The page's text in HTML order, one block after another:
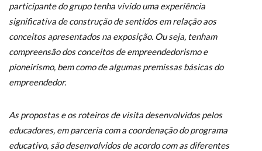
participante do grupo tenha vivido uma experiência
significativa de construção de sentidos em relação aos
conceitos apresentados na exposição. Ou seja, tenham
compreensão dos conceitos de empreendedorismo e
pioneirismo, bem como de algumas premissas básicas do
empreendedor.
As propostas e os roteiros de visita desenvolvidos pelos
educadores, em parceria com a coordenação do programa
educativo, são desenvolvidos de acordo com as diferentes